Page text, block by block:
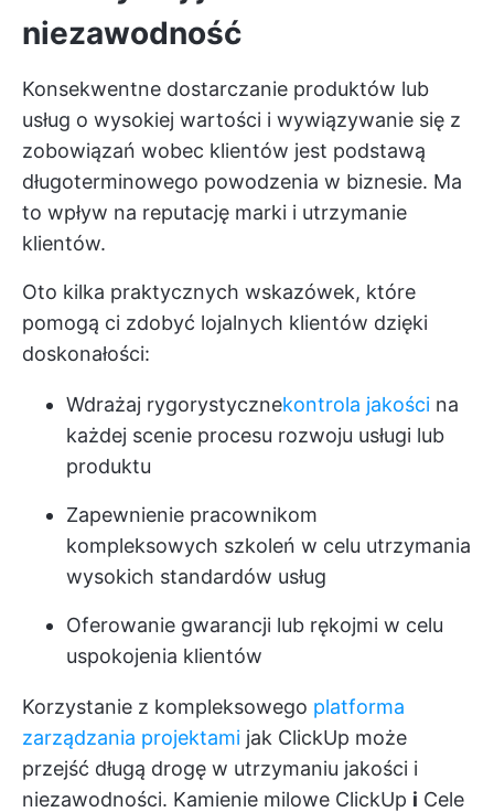
niezawodność
Konsekwentne dostarczanie produktów lub
usług o wysokiej wartości i wywiązywanie się z
zobowiązań wobec klientów jest podstawą
długoterminowego powodzenia w biznesie. Ma
to wpływ na reputację marki i utrzymanie
klientów.
Oto kilka praktycznych wskazówek, które
pomogą ci zdobyć lojalnych klientów dzięki
doskonałości:
Wdrażaj rygorystycznekontrola jakości na
każdej scenie procesu rozwoju usługi lub
produktu
Zapewnienie pracownikom
kompleksowych szkoleń w celu utrzymania
wysokich standardów usług
Oferowanie gwarancji lub rękojmi w celu
uspokojenia klientów
Korzystanie z kompleksowego platforma
zarządzania projektami jak ClickUp może
przejść długą drogę w utrzymaniu jakości i
niezawodności. Kamienie milowe ClickUp i Cele